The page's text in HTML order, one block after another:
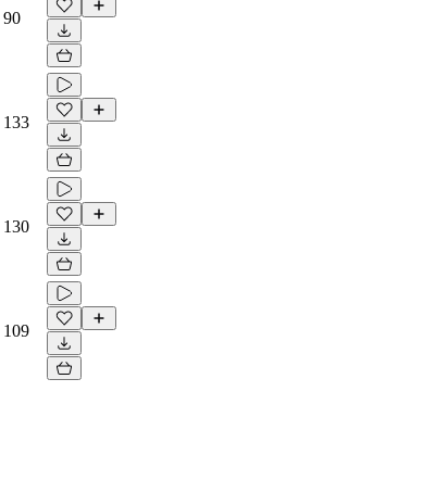
90
133
130
109